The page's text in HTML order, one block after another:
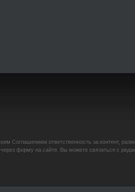
Соглашением ответственность за контент,
через форму на сайте. Вы можете связаться с